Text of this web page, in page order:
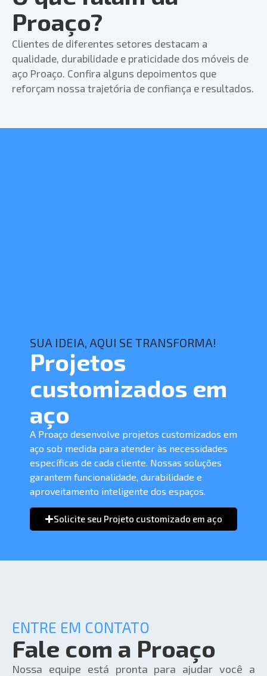
Proaço?
Clientes de diferentes setores destacam a
qualidade, durabilidade e praticidade dos móveis de
aço Proaço. Confira alguns depoimentos que
reforçam nossa trajetória de confiança e resultados.
SUA IDEIA, AQUI SE TRANSFORMA!
Projetos
customizados em
aço
A Proaço desenvolve projetos customizados em
aço sob medida para atender às necessidades
específicas de cada cliente. Nossas soluções
garantem funcionalidade, durabilidade e
aproveitamento inteligente dos espaços.
Solicite seu Projeto customizado em aço
ENTRE EM CONTATO
Fale com a Proaço
Nossa equipe está pronta para ajudar você a